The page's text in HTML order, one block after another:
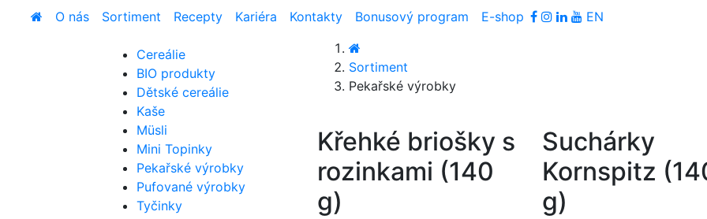
O nás Sortiment Recepty Kariéra Kontakty Bonusový program E-shop EN
Cereálie
BIO produkty
Dětské cereálie
Kaše
Müsli
Mini Topinky
Pekařské výrobky
Pufované výrobky
Tyčinky
Sortiment
Pekařské výrobky
Křehké briošky s
rozinkami (140
g)
Suchárky
Kornspitz
g)